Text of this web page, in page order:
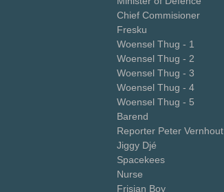
Chief Commisioner
Fresku
Woensel Thug - 1
Woensel Thug - 2
Woensel Thug - 3
Woensel Thug - 4
Woensel Thug - 5
Barend
Reporter Peter Vernhout
Jiggy Djé
Spacekees
Nurse
Frisian Boy